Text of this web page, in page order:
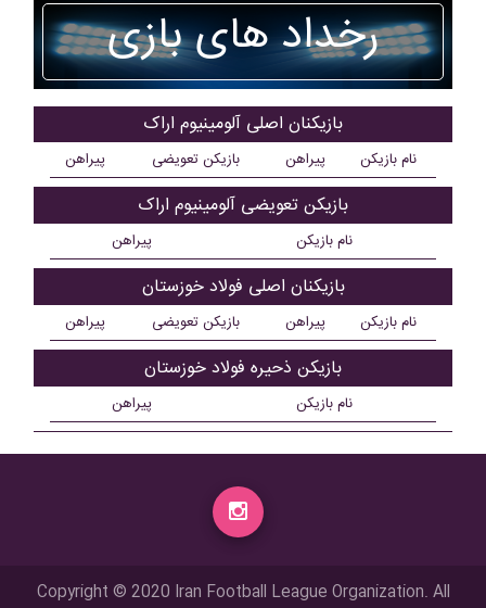
رخداد های بازی
بازیکنان اصلی آلومينيوم اراک
نام بازیکن پیراهن بازیکن تعویضی پیراهن
بازیکن تعویضی آلومينيوم اراک
نام بازیکن پیراهن
بازیکنان اصلی فولاد خوزستان
نام بازیکن پیراهن بازیکن تعویضی پیراهن
بازیکن ذحیره فولاد خوزستان
نام بازیکن پیراهن
Copyright © 2020 Iran Football League Organization. All